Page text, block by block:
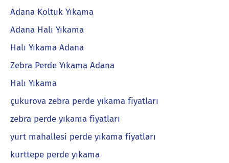
Adana Koltuk Yıkama
Adana Halı Yıkama
Halı Yıkama Adana
Zebra Perde Yıkama Adana
Halı Yıkama
çukurova zebra perde yıkama fiyatları
zebra perde yıkama fiyatları
yurt mahallesi perde yıkama fiyatları
kurttepe perde yıkama